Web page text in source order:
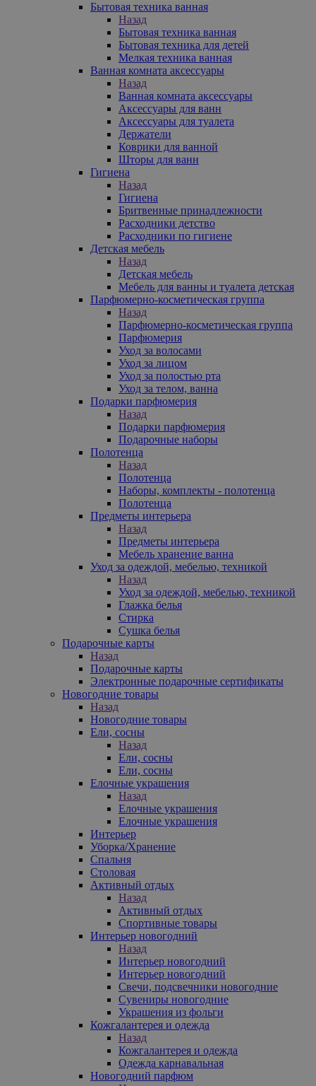
Бытовая техника ванная
Назад
Бытовая техника ванная
Бытовая техника для детей
Мелкая техника ванная
Ванная комната аксессуары
Назад
Ванная комната аксессуары
Аксессуары для ванн
Аксессуары для туалета
Держатели
Коврики для ванной
Шторы для ванн
Гигиена
Назад
Гигиена
Бритвенные принадлежности
Расходники детство
Расходники по гигиене
Детская мебель
Назад
Детская мебель
Мебель для ванны и туалета детская
Парфюмерно-косметическая группа
Назад
Парфюмерно-косметическая группа
Парфюмерия
Уход за волосами
Уход за лицом
Уход за полостью рта
Уход за телом, ванна
Подарки парфюмерия
Назад
Подарки парфюмерия
Подарочные наборы
Полотенца
Назад
Полотенца
Наборы, комплекты - полотенца
Полотенца
Предметы интерьера
Назад
Предметы интерьера
Мебель хранение ванна
Уход за одеждой, мебелью, техникой
Назад
Уход за одеждой, мебелью, техникой
Глажка белья
Стирка
Сушка белья
Подарочные карты
Назад
Подарочные карты
Электронные подарочные сертификаты
Новогодние товары
Назад
Новогодние товары
Ели, сосны
Назад
Ели, сосны
Ели, сосны
Елочные украшения
Назад
Елочные украшения
Елочные украшения
Интерьер
Уборка/Хранение
Спальня
Столовая
Активный отдых
Назад
Активный отдых
Спортивные товары
Интерьер новогодний
Назад
Интерьер новогодний
Интерьер новогодний
Свечи, подсвечники новогодние
Сувениры новогодние
Украшения из фольги
Кожгалантерея и одежда
Назад
Кожгалантерея и одежда
Одежда карнавальная
Новогодний парфюм